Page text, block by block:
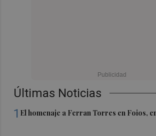
Últimas Noticias
1 El homenaje a Ferran Torres en Foios,